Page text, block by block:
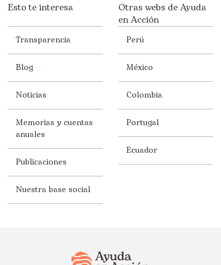
Esto te interesa
Transparencia
Blog
Noticias
Memorias y cuentas
anuales
Publicaciones
Nuestra base social
Otras webs de Ayuda
en Acción
Perú
México
Colombia
Portugal
Ecuador